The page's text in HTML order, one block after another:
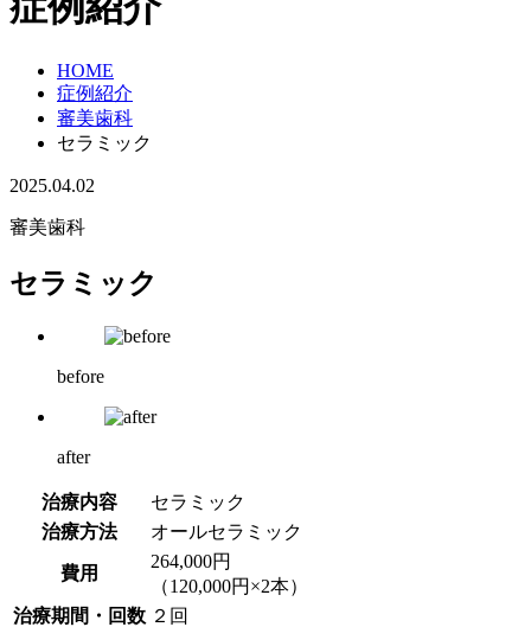
HOME
症例紹介
審美歯科
セラミック
2025.04.02
審美歯科
セラミック
before
after
治療内容
セラミック
治療方法
オールセラミック
費用
264,000円
（120,000円×2本）
治療期間・回数 ２回